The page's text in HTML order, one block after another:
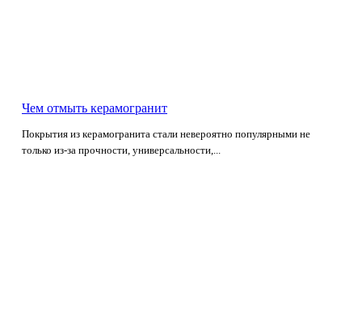
Чем отмыть керамогранит
Покрытия из керамогранита стали невероятно популярными не
только из-за прочности, универсальности,...